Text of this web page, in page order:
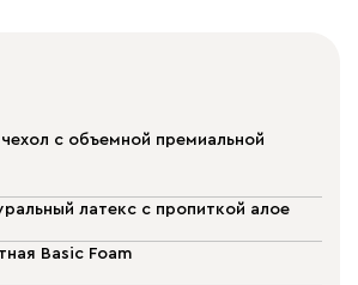
латекс с пропиткой алое
Basic Foam